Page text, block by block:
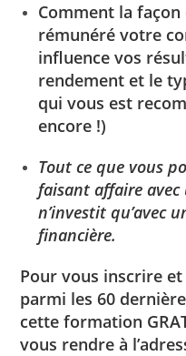
Comment la
rémunéré votre
influence vos
rendement et le
qui vous est
encore !)
Tout ce que vous
faisant affaire
n’investit qu’avec
financière.
Pour vous inscrire
parmi les 60
cette formation
vous rendre à